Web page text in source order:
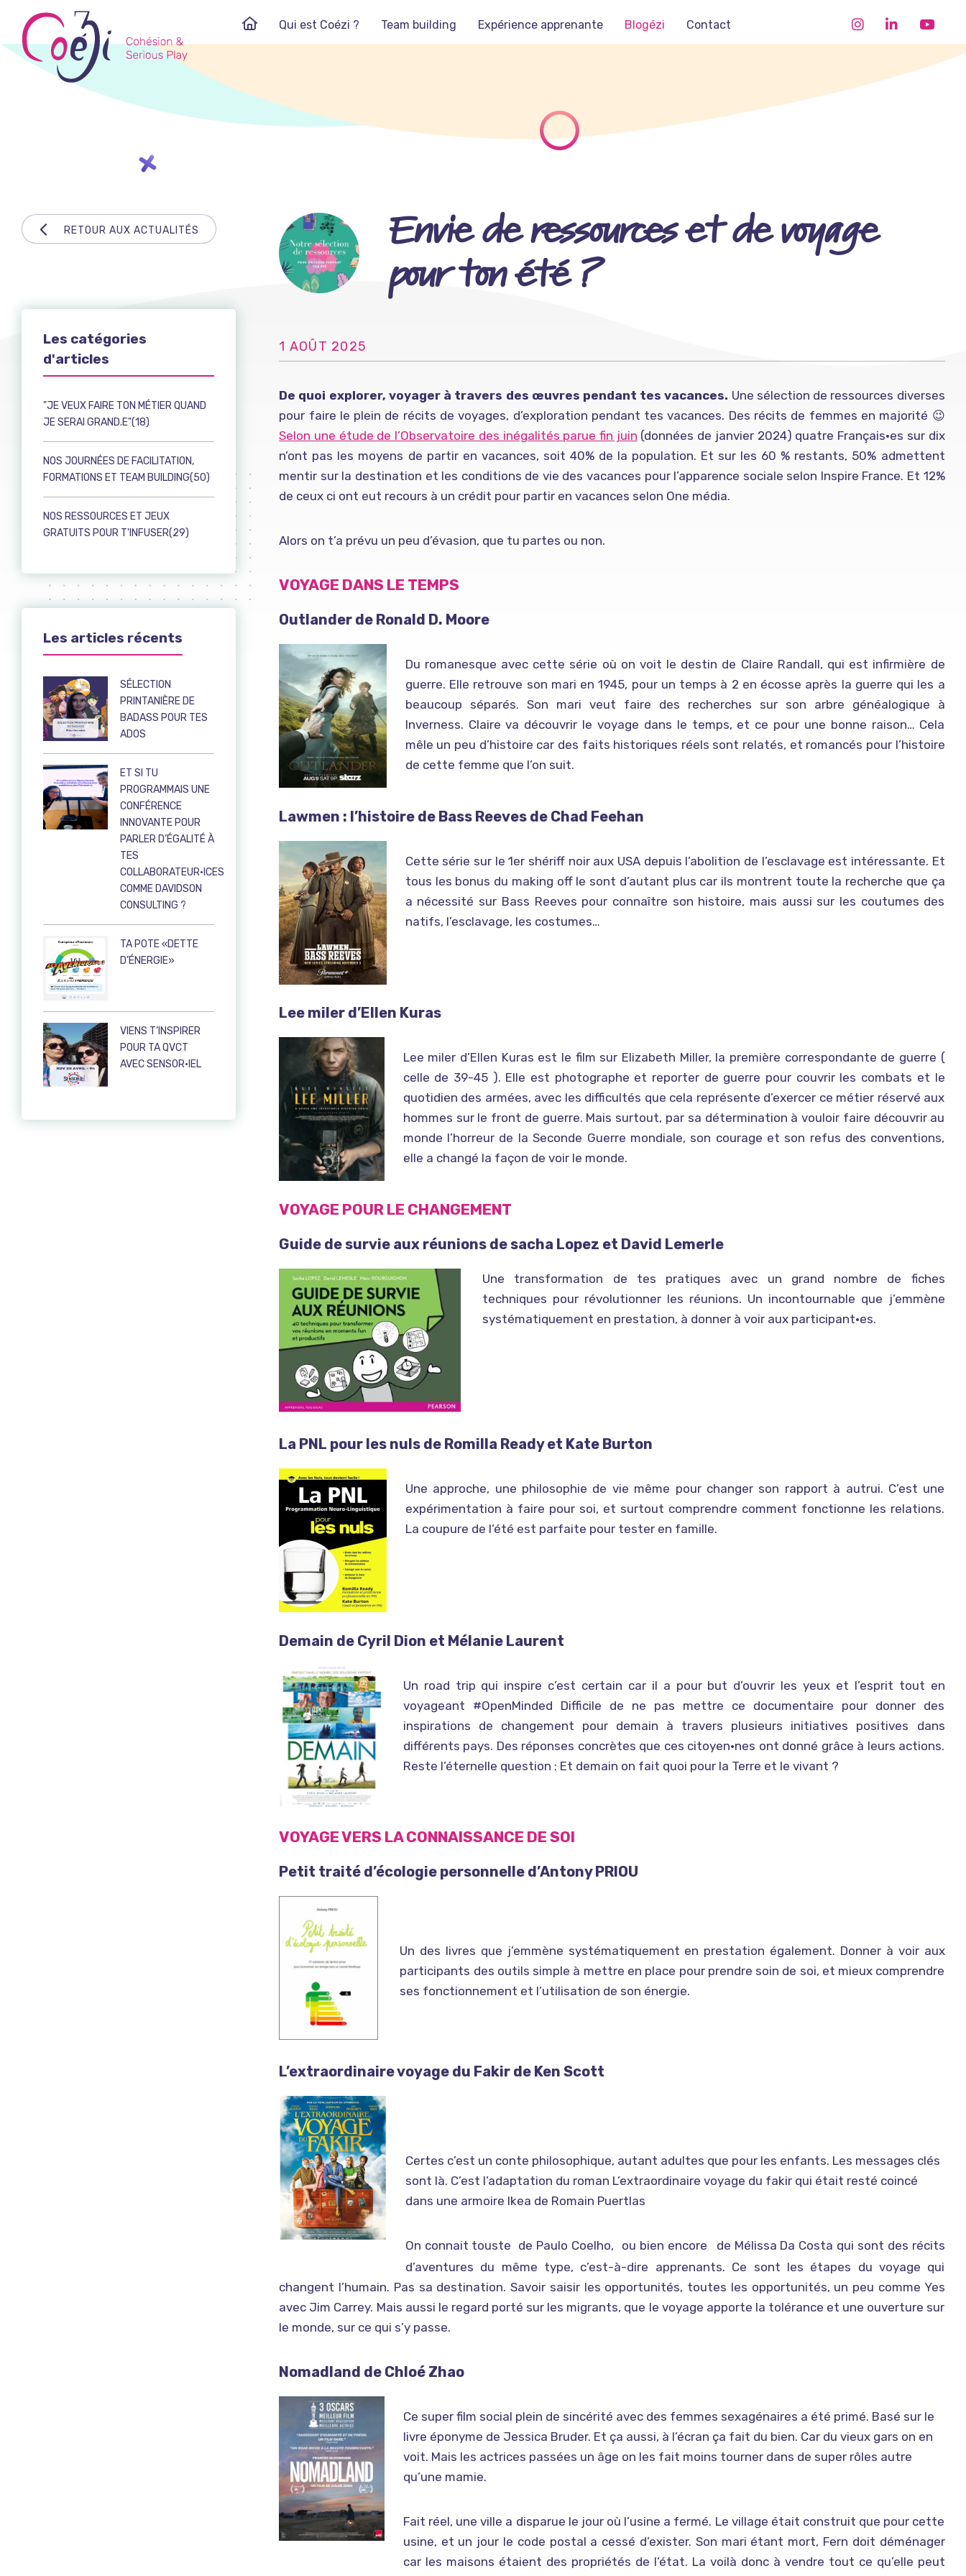
content
Qui est Coézi ? Team building Expérience apprenante Blogézi Contact
RETOUR AUX ACTUALITÉS
Les catégories
d'articles
"JE VEUX FAIRE TON MÉTIER QUAND
JE SERAI GRAND.E"(18)
NOS JOURNÉES DE FACILITATION,
FORMATIONS ET TEAM BUILDING(50)
NOS RESSOURCES ET JEUX
GRATUITS POUR T'INFUSER(29)
Les articles récents
SÉLECTION
PRINTANIÈRE DE
BADASS POUR TES
ADOS
ET SI TU
PROGRAMMAIS UNE
CONFÉRENCE
INNOVANTE POUR
PARLER D’ÉGALITÉ À
TES
COLLABORATEUR·ICES
COMME DAVIDSON
CONSULTING ?
TA POTE «DETTE
D’ÉNERGIE»
VIENS T’INSPIRER
POUR TA QVCT
AVEC SENSOR·IEL
Envie de ressources et de voyage
pour ton été ?
1 AOÛT 2025
De quoi explorer, voyager à travers des œuvres pendant tes vacances. Une sélection de ressources diverses
pour faire le plein de récits de voyages, d’exploration pendant tes vacances. Des récits de femmes en majorité 😉
Selon une étude de l’Observatoire des inégalités parue fin juin (données de janvier 2024) quatre Français•es sur dix
n’ont pas les moyens de partir en vacances, soit 40% de la population. Et sur les 60 % restants, 50% admettent
mentir sur la destination et les conditions de vie des vacances pour l’apparence sociale selon Inspire France. Et 12%
de ceux ci ont eut recours à un crédit pour partir en vacances selon One média.
Alors on t’a prévu un peu d’évasion, que tu partes ou non.
VOYAGE DANS LE TEMPS
Outlander de Ronald D. Moore
Du romanesque avec cette série où on voit le destin de Claire Randall, qui est infirmière de
guerre. Elle retrouve son mari en 1945, pour un temps à 2 en écosse après la guerre qui les a
beaucoup séparés. Son mari veut faire des recherches sur son arbre généalogique à
Inverness. Claire va découvrir le voyage dans le temps, et ce pour une bonne raison… Cela
mêle un peu d’histoire car des faits historiques réels sont relatés, et romancés pour l’histoire
de cette femme que l’on suit.
Lawmen : l’histoire de Bass Reeves de Chad Feehan
Cette série sur le 1er shériff noir aux USA depuis l’abolition de l’esclavage est intéressante. Et
tous les bonus du making off le sont d’autant plus car ils montrent toute la recherche que ça
a nécessité sur Bass Reeves pour connaître son histoire, mais aussi sur les coutumes des
natifs, l’esclavage, les costumes…
Lee miler d’Ellen Kuras
Lee miler d’Ellen Kuras est le film sur Elizabeth Miller, la première correspondante de guerre (
celle de 39-45 ). Elle est photographe et reporter de guerre pour couvrir les combats et le
quotidien des armées, avec les difficultés que cela représente d’exercer ce métier réservé aux
hommes sur le front de guerre. Mais surtout, par sa détermination à vouloir faire découvrir au
monde l’horreur de la Seconde Guerre mondiale, son courage et son refus des conventions,
elle a changé la façon de voir le monde.
VOYAGE POUR LE CHANGEMENT
Guide de survie aux réunions de sacha Lopez et David Lemerle
Une transformation de tes pratiques avec un grand nombre de fiches
techniques pour révolutionner les réunions. Un incontournable que j’emmène
systématiquement en prestation, à donner à voir aux participant•es.
La PNL pour les nuls de Romilla Ready et Kate Burton
Une approche, une philosophie de vie même pour changer son rapport à autrui. C’est une
expérimentation à faire pour soi, et surtout comprendre comment fonctionne les relations.
La coupure de l’été est parfaite pour tester en famille.
Demain de Cyril Dion et Mélanie Laurent
Un road trip qui inspire c’est certain car il a pour but d’ouvrir les yeux et l’esprit tout en
voyageant #OpenMinded Difficile de ne pas mettre ce documentaire pour donner des
inspirations de changement pour demain à travers plusieurs initiatives positives dans
différents pays. Des réponses concrètes que ces citoyen•nes ont donné grâce à leurs actions.
Reste l’éternelle question : Et demain on fait quoi pour la Terre et le vivant ?
VOYAGE VERS LA CONNAISSANCE DE SOI
Petit traité d’écologie personnelle d’Antony PRIOU
Un des livres que j’emmène systématiquement en prestation également. Donner à voir aux
participants des outils simple à mettre en place pour prendre soin de soi, et mieux comprendre
ses fonctionnement et l’utilisation de son énergie.
L’extraordinaire voyage du Fakir de Ken Scott
Certes c’est un conte philosophique, autant adultes que pour les enfants. Les messages clés
sont là. C’est l’adaptation du roman L’extraordinaire voyage du fakir qui était resté coincé
dans une armoire Ikea de Romain Puertlas
On connait touste de Paulo Coelho, ou bien encore
de Mélissa Da Costa qui sont des récits
d’aventures du même type, c’est-à-dire apprenants. Ce sont les étapes du voyage qui
changent l’humain. Pas sa destination. Savoir saisir les opportunités, toutes les opportunités, un peu comme Yes
avec Jim Carrey. Mais aussi le regard porté sur les migrants, que le voyage apporte la tolérance et une ouverture sur
le monde, sur ce qui s’y passe.
Nomadland de Chloé Zhao
Ce super film social plein de sincérité avec des femmes sexagénaires a été primé. Basé sur le
livre éponyme de Jessica Bruder. Et ça aussi, à l’écran ça fait du bien. Car du vieux gars on en
voit. Mais les actrices passées un âge on les fait moins tourner dans de super rôles autre
qu’une mamie.
Fait réel, une ville a disparue le jour où l’usine a fermé. Le village était construit que pour cette
usine, et un jour le code postal a cessé d’exister. Son mari étant mort, Fern doit déménager
car les maisons étaient des propriétés de l’état. La voilà donc à vendre tout ce qu’elle peut